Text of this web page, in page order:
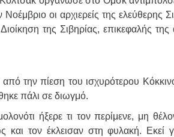
οι αρχιερείς της ελεύθερης
της Σιβηρίας, επικεφαλής της
την πίεση του ισχυρότερου
πάλι σε διωγμό.
ήξερε τι τον περίμενε, μη
και τον έκλεισαν στη φυλακή. Εκεί